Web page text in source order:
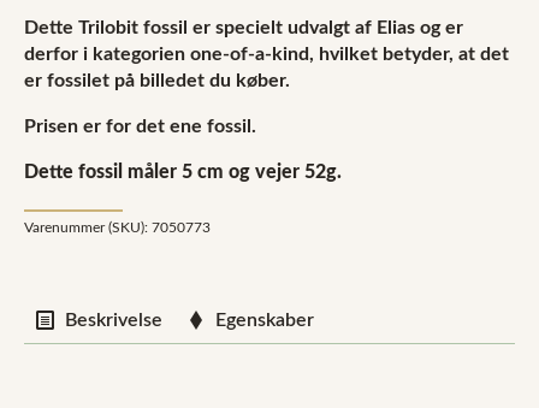
Dette Trilobit fossil er specielt udvalgt af Elias og er
derfor i kategorien one-of-a-kind, hvilket betyder, at det
er fossilet på billedet du køber.
Prisen er for det ene fossil.
Dette fossil måler 5 cm og vejer 52g.
Varenummer (SKU): 7050773
Beskrivelse Egenskaber